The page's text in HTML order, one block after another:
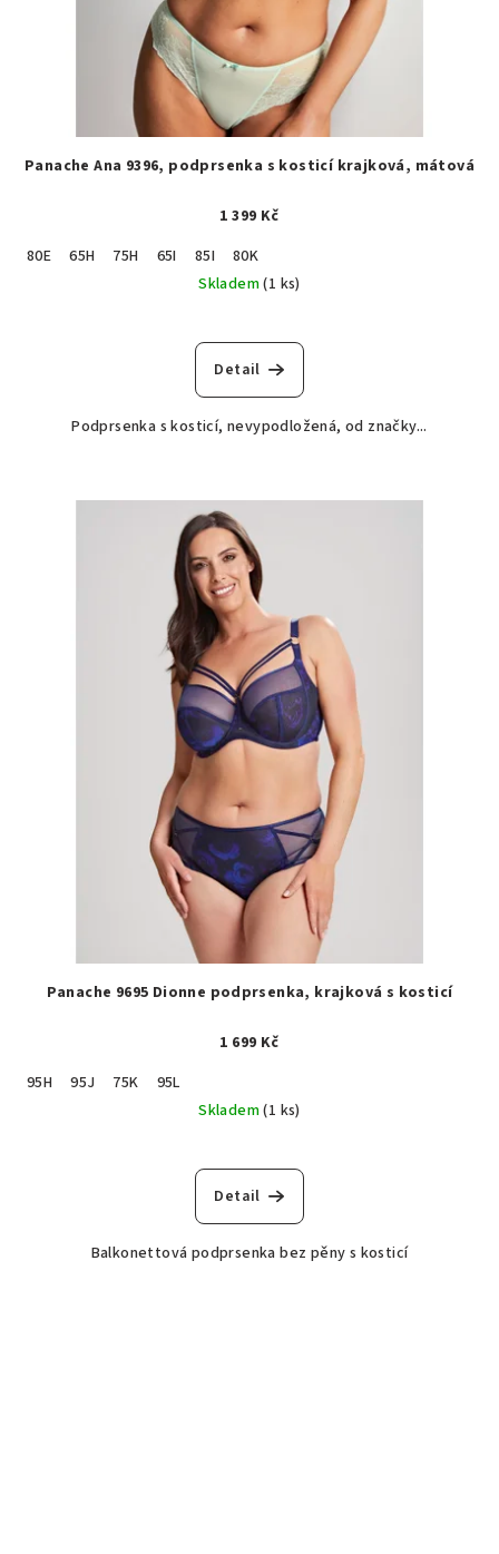
Panache Ana 9396, podprsenka s kosticí krajková, mátová
1 399 Kč
80E
65H 75H 65I 85I
80K
Skladem(1 ks)
Detail
Podprsenka s kosticí, nevypodložená, od značky...
Panache 9695 Dionne podprsenka, krajková s kosticí
1 699 Kč
95H
95J 75K
95L
Skladem(1 ks)
Detail
Balkonettová podprsenka bez pěny s kosticí